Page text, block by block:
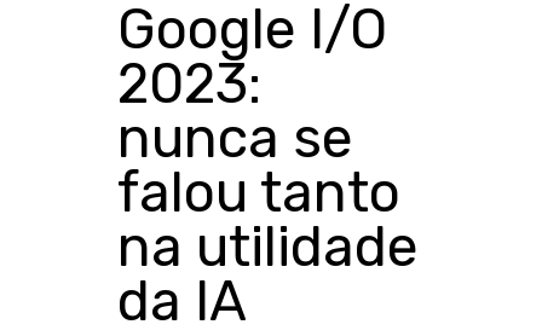
Google I/O
2023:
nunca se
falou tanto
na utilidade
da IA